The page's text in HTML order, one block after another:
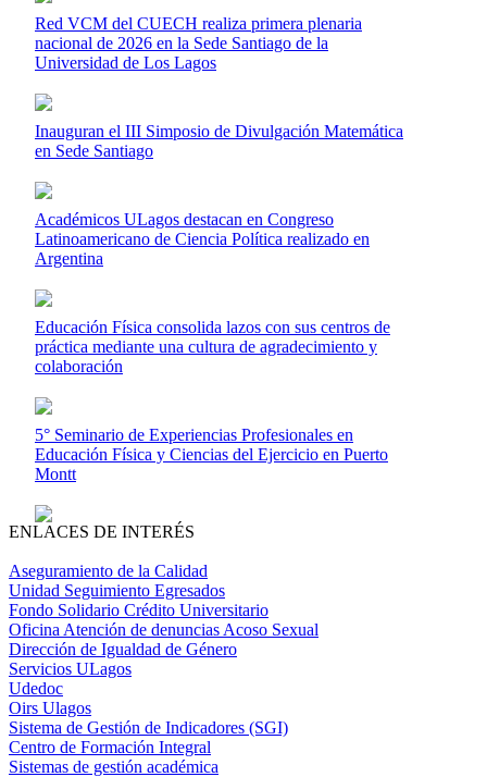
Red VCM del CUECH realiza primera plenaria
nacional de 2026 en la Sede Santiago de la
Universidad de Los Lagos
Inauguran el III Simposio de Divulgación Matemática
en Sede Santiago
Académicos ULagos destacan en Congreso
Latinoamericano de Ciencia Política realizado en
Argentina
Educación Física consolida lazos con sus centros de
práctica mediante una cultura de agradecimiento y
colaboración
5° Seminario de Experiencias Profesionales en
Educación Física y Ciencias del Ejercicio en Puerto
Montt
ENLACES DE INTERÉS
Aseguramiento de la Calidad
Unidad Seguimiento Egresados
Fondo Solidario Crédito Universitario
Oficina Atención de denuncias Acoso Sexual
Dirección de Igualdad de Género
Servicios ULagos
Udedoc
Oirs Ulagos
Sistema de Gestión de Indicadores (SGI)
Centro de Formación Integral
Sistemas de gestión académica